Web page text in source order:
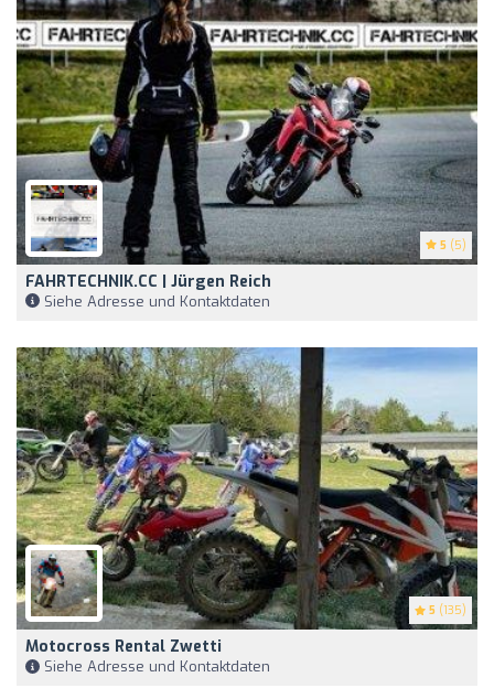
5 (5)
FAHRTECHNIK.CC | Jürgen Reich
Siehe Adresse und Kontaktdaten
5 (135)
Motocross Rental Zwetti
Siehe Adresse und Kontaktdaten